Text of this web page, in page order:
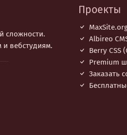
сложности.
вебстудиям.
Проекты
Albireo
Berry CSS
Premium
Заказать